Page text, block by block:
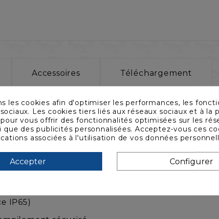
Accessoires Téléchargement
ergonomie optimisée,
Cases !
rotomoulé
IP65)
les cookies afin d'optimiser les performances, les
Les cookies tiers liés aux réseaux sociaux et à la
vous offrir des fonctionnalités optimisées sur les
que des publicités personnalisées. Acceptez-vous ces
associées à l'utilisation de vos données
Accepter Configurer